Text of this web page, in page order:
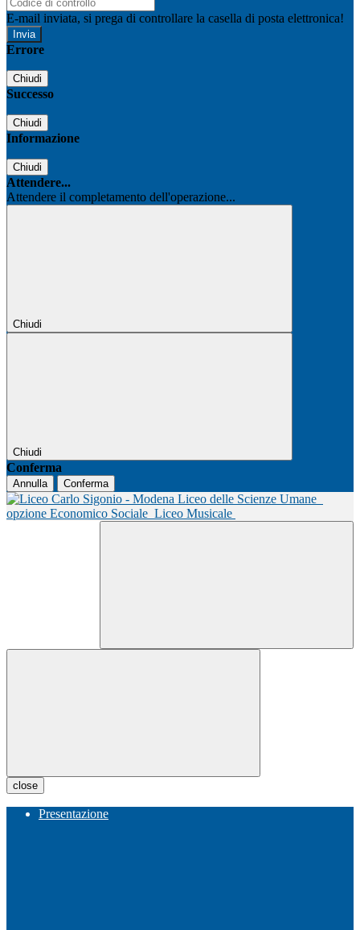
E-mail inviata, si prega di controllare la casella di posta elettronica!
Errore
Chiudi
Successo
Chiudi
Informazione
Chiudi
Attendere...
Attendere il completamento dell'operazione...
Chiudi
Chiudi
Conferma
Annulla Conferma
Liceo delle Scienze Umane
opzione Economico Sociale Liceo Musicale
close
Presentazione